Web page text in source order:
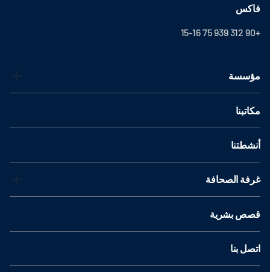
فاكس
+90 312 939 75 15-16
مؤسسة
مكاتبنا
أنشطتنا
غرفة الصحافة
قصص بشرية
اتصل بنا